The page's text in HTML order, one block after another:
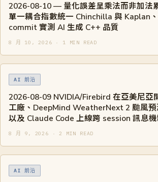
2026-08-10 — 量化誤差呈乘法而非加法
單一耦合指數統一 Chinchilla 與 Kaplan
commit 實測 AI 生成 C++ 品質
8 月 10, 2026 · 1 MIN READ
AI 前沿
2026-08-09 NVIDIA/Firebird 在亞美尼亞
工廠、DeepMind WeatherNext 2 颱風
以及 Claude Code 上線跨 session 訊息機
8 月 9, 2026 · 2 MIN READ
AI 前沿